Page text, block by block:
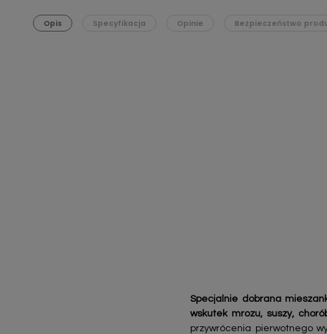
Opis Specyfikacja Opinie Bezpieczeństwo
Specjalnie dobrana
wskutek mrozu, suszy,
przywrócenia pierwotnego